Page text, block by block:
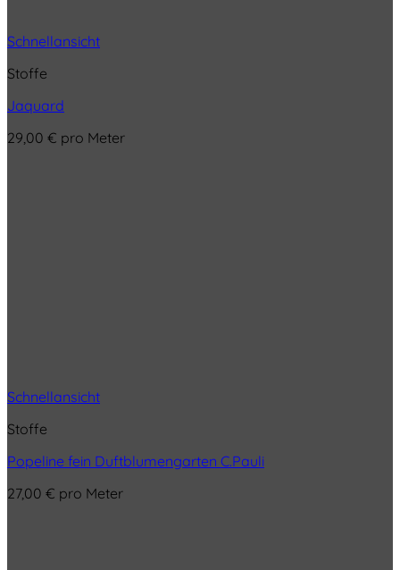
Schnellansicht
Stoffe
Jaquard
29,00 € pro Meter
Schnellansicht
Stoffe
Popeline fein Duftblumengarten C.Pauli
27,00 € pro Meter